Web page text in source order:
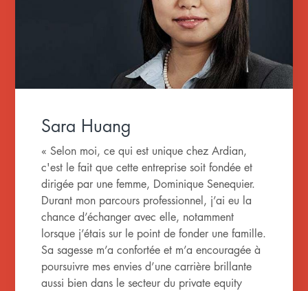
Sara Huang
« Selon moi, ce qui est unique chez Ardian,
c'est le fait que cette entreprise soit fondée et
dirigée par une femme, Dominique Senequier.
Durant mon parcours professionnel, j’ai eu la
chance d’échanger avec elle, notamment
lorsque j’étais sur le point de fonder une famille.
Sa sagesse m’a confortée et m’a encouragée à
poursuivre mes envies d’une carrière brillante
aussi bien dans le secteur du private equity